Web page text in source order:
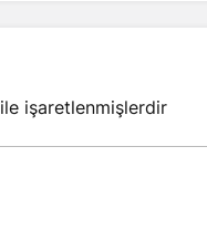
ile işaretlenmişlerdir